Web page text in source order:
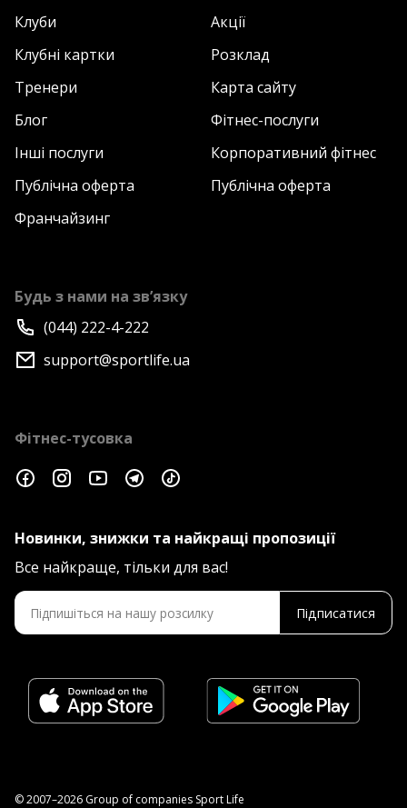
Клуби
Акції
Клубні картки
Розклад
Тренери
Карта сайту
Блог
Фітнес-послуги
Інші послуги
Корпоративний фітнес
Публічна оферта
Публічна оферта
Франчайзинг
Будь з нами на зв’язку
(044) 222-4-222
support@sportlife.ua
Фітнес-тусовка
Новинки, знижки та найкращі пропозиції
Все найкраще, тільки для вас!
Підписатися
© 2007–2026 Group of companies Sport Life